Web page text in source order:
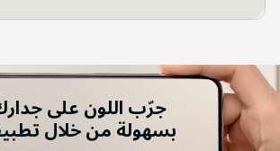
جرّب اللون على
بسهولة من خلال